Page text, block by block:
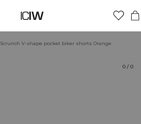
Scrunch V-shape pocket biker shorts Orange
0 / 0